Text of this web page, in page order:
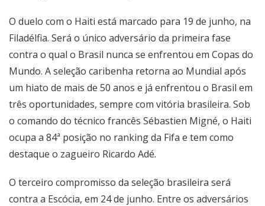
O duelo com o Haiti está marcado para 19 de junho, na
Filadélfia. Será o único adversário da primeira fase
contra o qual o Brasil nunca se enfrentou em Copas do
Mundo. A seleção caribenha retorna ao Mundial após
um hiato de mais de 50 anos e já enfrentou o Brasil em
três oportunidades, sempre com vitória brasileira. Sob
o comando do técnico francês Sébastien Migné, o Haiti
ocupa a 84ª posição no ranking da Fifa e tem como
destaque o zagueiro Ricardo Adé.
O terceiro compromisso da seleção brasileira será
contra a Escócia, em 24 de junho. Entre os adversários